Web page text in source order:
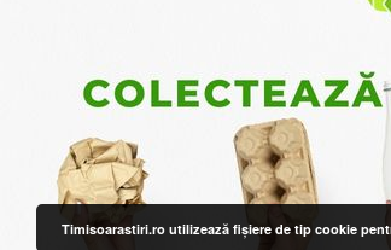
Timisoarastiri.ro utilizează fişiere de tip cookie